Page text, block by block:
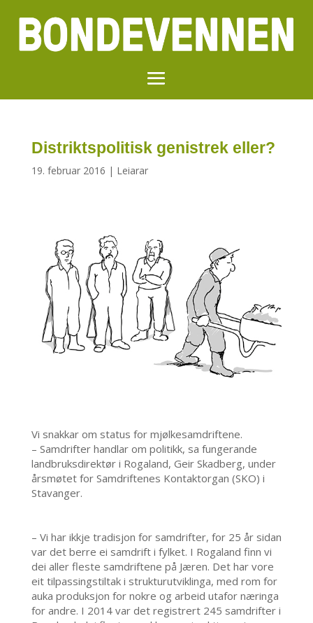
Distriktspolitisk genistrek eller?
19. februar 2016 | Leiarar
Vi snakkar om status for mjølkesamdriftene.
– Samdrifter handlar om politikk, sa fungerande
landbruksdirektør i Rogaland, Geir Skadberg, under
årsmøtet for Samdriftenes Kontaktorgan (SKO) i
Stavanger.
– Vi har ikkje tradisjon for samdrifter, for 25 år sidan
var det berre ei samdrift i fylket. I Rogaland finn vi
dei aller fleste samdriftene på Jæren. Det har vore
eit tilpassingstiltak i strukturutviklinga, med rom for
auka produksjon for nokre og arbeid utafor næringa
for andre. I 2014 var det registrert 245 samdrifter i